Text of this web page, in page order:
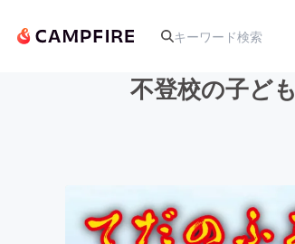
アート・写真
不登校の子ど